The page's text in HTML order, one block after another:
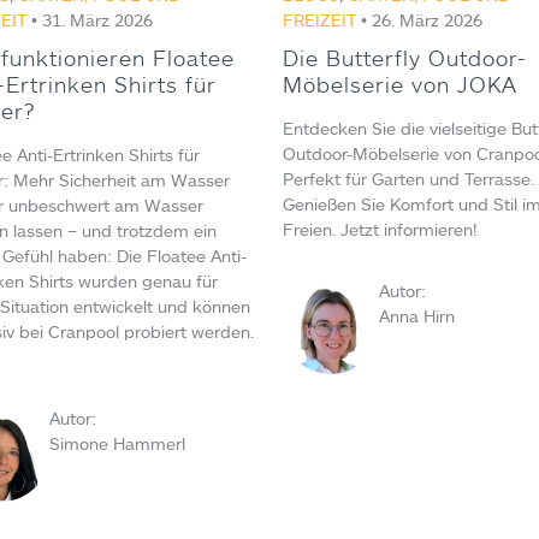
• 31. März 2026
Floatee
Ertrinken Shirts für
Anti-Ertrinken Shirts für
Mehr Sicherheit am Wasser
unbeschwert am Wasser
lassen – und trotzdem ein
haben: Die Floatee Anti-
Shirts wurden genau für
entwickelt und können
bei Cranpool probiert werden.
Autor:
Simone Hammerl
FREIZEIT• 26. März 2026
Die Butterfly Outdoor-
Möbelserie von JOKA
Entdecken Sie die vielseitige
Outdoor-Möbelserie von
Perfekt für Garten und Terrasse.
Genießen Sie Komfort und Stil
Freien. Jetzt informieren!
Autor:
Anna Hirn